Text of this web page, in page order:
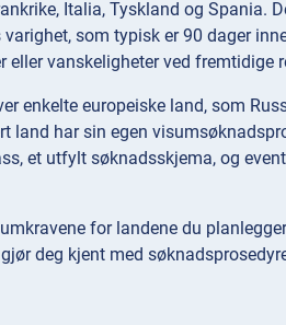
Italia, Tyskland og Spania.
som typisk er 90 dager
vanskeligheter ved fremtidige
enkelte europeiske land, som
land har sin egen
et utfylt søknadsskjema, og
for landene du
deg kjent med